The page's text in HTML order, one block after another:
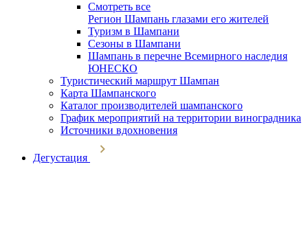
Смотреть все
Регион Шампань глазами его жителей
Туризм в Шампани
Сезоны в Шампани
Шампань в перечне Всемирного наследия
ЮНЕСКО
Туристический маршрут Шампан
Карта Шампанского
Каталог производителей шампанского
График мероприятий на территории виноградника
Источники вдохновения
Дегустация